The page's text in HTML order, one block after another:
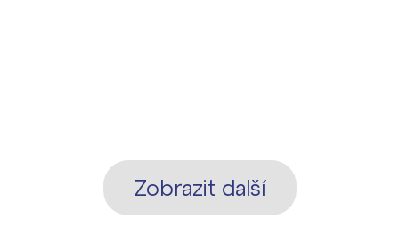
Zobrazit další